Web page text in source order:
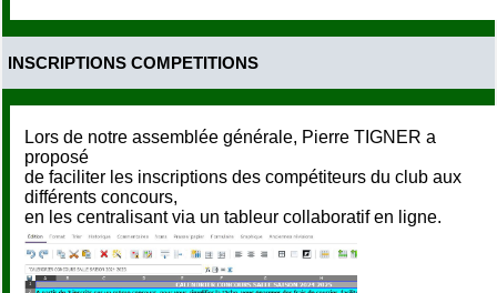
INSCRIPTIONS COMPETITIONS
Lors de notre assemblée générale, Pierre TIGNER a
proposé
de faciliter les inscriptions des compétiteurs du club aux
différents concours,
en les centralisant via un tableur collaboratif en ligne.